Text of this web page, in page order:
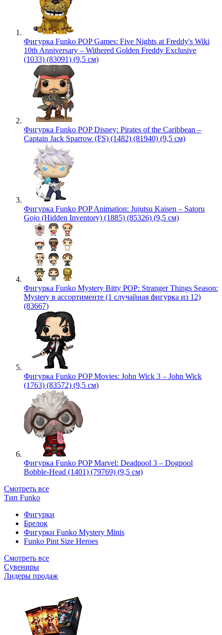
Фигурка Funko POP Games: Five Nights at Freddy's Wiki
10th Anniversary – Withered Golden Freddy Exclusive
(1033) (83091) (9,5 см)
Фигурка Funko POP Disney: Pirates of the Caribbean –
Captain Jack Sparrow (FS) (1482) (81940) (9,5 см)
Фигурка Funko POP Animation: Jujutsu Kaisen – Satoru
Gojo (Hidden Inventory) (1885) (85326) (9,5 см)
Фигурка Funko Mystery Bitty POP: Stranger Things Season:
Mystery в ассортименте (1 случайная фигурка из 12)
(83667)
Фигурка Funko POP Movies: John Wick 3 – John Wick
(1763) (83572) (9,5 см)
Фигурка Funko POP Marvel: Deadpool 3 – Dogpool
Bobble-Head (1401) (79769) (9,5 см)
Смотреть все
Тип Funko
Фигурки
Брелок
Фигурки Funko Mystery Minis
Funko Pint Size Heroes
Смотреть все
Сувениры
Лидеры продаж